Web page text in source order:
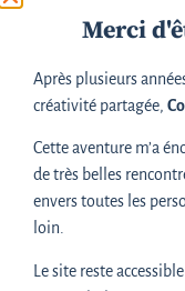
à la
Beaucoup de
pensent « je ne sais
Je le dis et le répète :
devenir Léonard de
expérience à vivre.
Merci
Après plusieurs
créativité partagée,
Cette aventure m’a
de très belles
envers toutes les
loin.
Le site reste accessible